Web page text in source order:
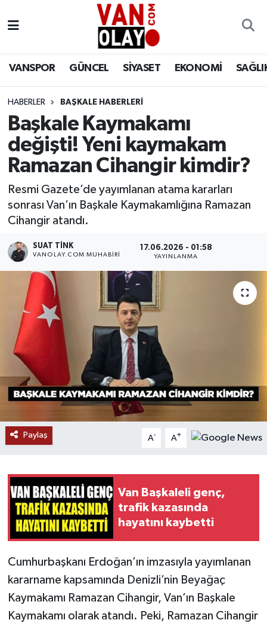
VANSPOR GÜNCEL SİYASET EKONOMİ
HABERLER BAŞKALE HABERLERİ
Başkale Kaymakamı
değişti! Yeni kaymakam
Ramazan Cihangir kimdir?
Resmi Gazete’de yayımlanan atama kararları
sonrası Van’ın Başkale Kaymakamlığına Ramazan
Cihangir atandı.
SUAT TINK
VANOLAY.COM MUHABIRI
17.06.2026 - 01:58
YAYINLANMA
Paylaş A- A+
Van Başkaleli genç,
trafik kazasında
hayatını kaybetti
Cumhurbaşkanı Erdoğan’ın imzasıyla yayımlanan
kararname kapsamında Denizli’nin Beyağaç
Kaymakamı Ramazan Cihangir, Van’ın Başkale
Kaymakamı olarak atandı. Peki, Ramazan Cihangir
Siyaset
Ekonomi
Sağlık
Bilim & Teknoloji
Dünya
RESMİ İLANLAR
Van Nöbetçi Eczaneler
Van Namaz Vakitleri
Van Trafik Yoğunluk Haritası
Süper Lig Puan Durumu ve Fikstür
Tüm Manşetler
Son Dakika Haberleri
Haber Arşivi